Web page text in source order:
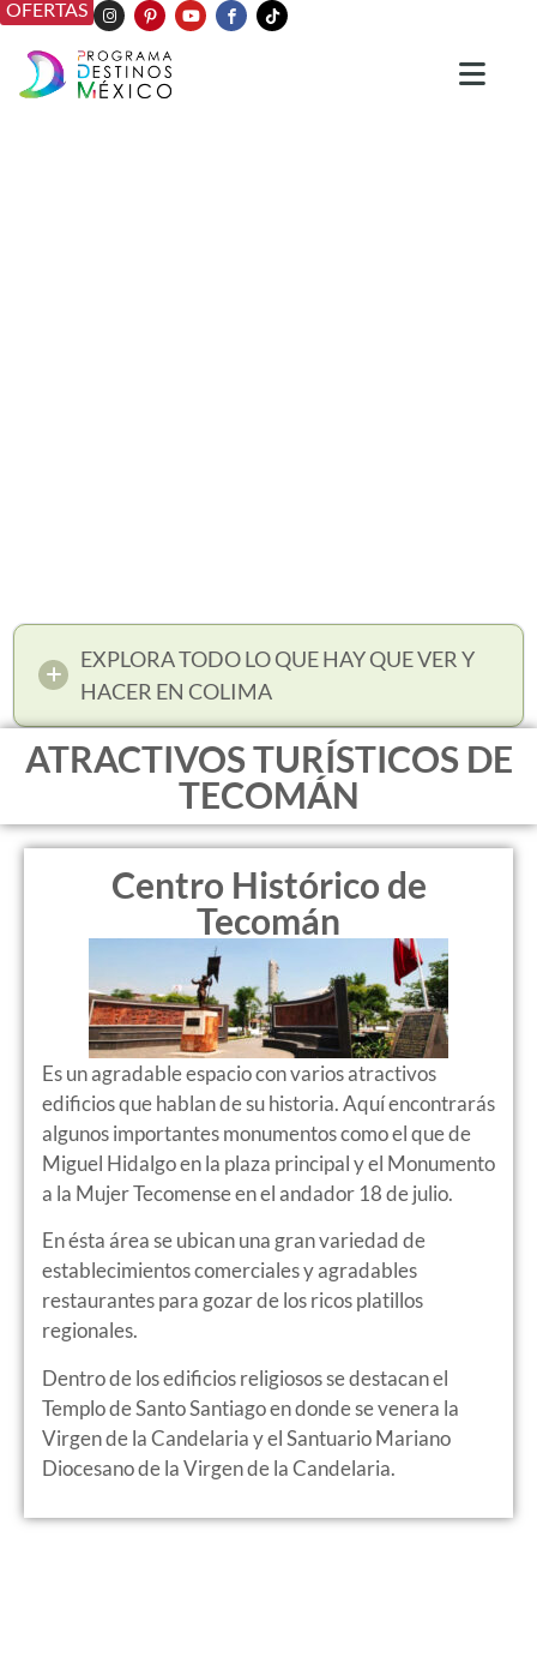
OFERTAS
EXPLORA TODO LO QUE HAY QUE VER Y
HACER EN COLIMA
ATRACTIVOS TURÍSTICOS DE
TECOMÁN
Centro Histórico de
Tecomán
Es un agradable espacio con varios atractivos
edificios que hablan de su historia. Aquí encontrarás
algunos importantes monumentos como el que de
Miguel Hidalgo en la plaza principal y el Monumento
a la Mujer Tecomense en el andador 18 de julio.
En ésta área se ubican una gran variedad de
establecimientos comerciales y agradables
restaurantes para gozar de los ricos platillos
regionales.
Dentro de los edificios religiosos se destacan el
Templo de Santo Santiago en donde se venera la
Virgen de la Candelaria y el Santuario Mariano
Diocesano de la Virgen de la Candelaria.